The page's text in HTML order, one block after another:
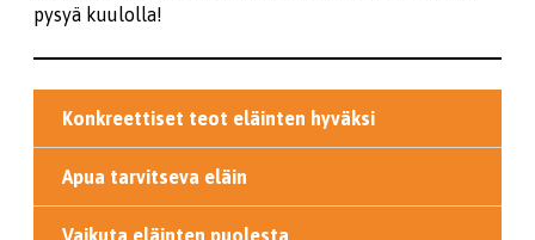
pysyä kuulolla!
Konkreettiset teot eläinten hyväksi
Apua tarvitseva eläin
Vaikuta eläinten puolesta